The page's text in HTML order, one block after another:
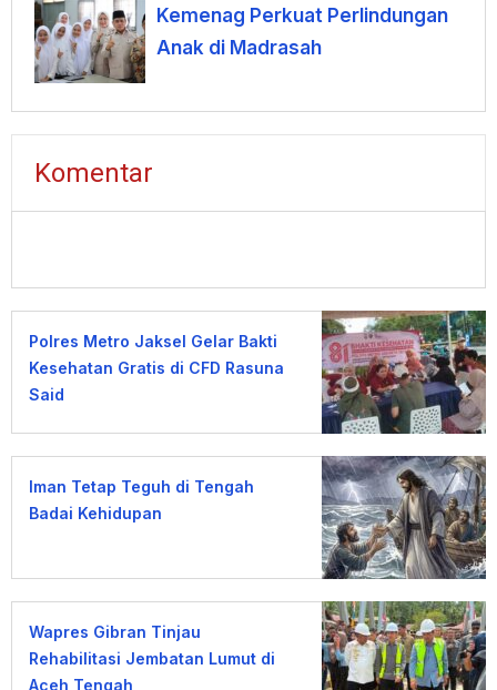
Kemenag Perkuat Perlindungan
Anak di Madrasah
Komentar
Polres Metro Jaksel Gelar Bakti
Kesehatan Gratis di CFD Rasuna
Said
Iman Tetap Teguh di Tengah
Badai Kehidupan
Wapres Gibran Tinjau
Rehabilitasi Jembatan Lumut di
Aceh Tengah